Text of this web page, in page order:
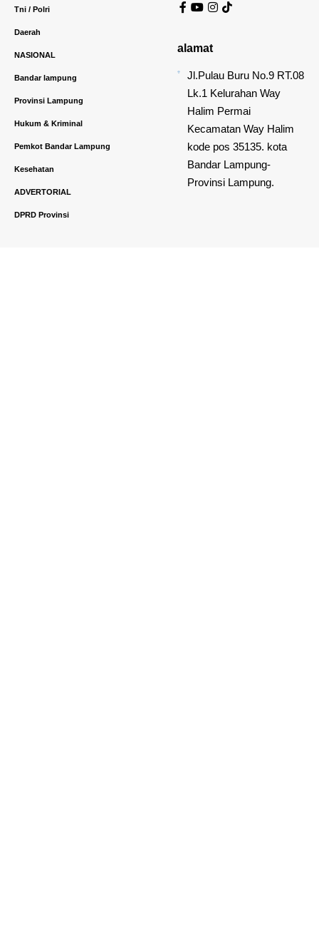
Tni / Polri
Daerah
NASIONAL
Bandar lampung
Provinsi Lampung
Hukum & Kriminal
Pemkot Bandar Lampung
Kesehatan
ADVERTORIAL
DPRD Provinsi
alamat
Jl.Pulau Buru No.9 RT.08
Lk.1 Kelurahan Way
Halim Permai
Kecamatan Way Halim
kode pos 35135. kota
Bandar Lampung-
Provinsi Lampung.